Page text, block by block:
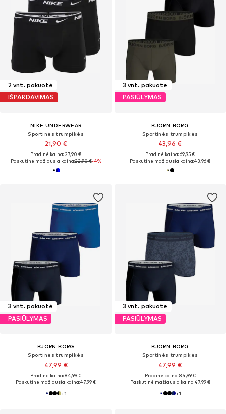
2 vnt. pakuotė
IŠPARDAVIMAS
NIKE UNDERWEAR
Sportinės trumpikės
21,90 €
Pradinė kaina: 27,90 €
Paskutinė mažiausia kaina:22,90 €-4%
3 vnt. pakuotė
PASIŪLYMAS
BJÖRN BORG
Sportinės trumpikės
43,96 €
Pradinė kaina: 69,95 €
Paskutinė mažiausia kaina:43,96 €
3 vnt. pakuotė
PASIŪLYMAS
BJÖRN BORG
Sportinės trumpikės
47,99 €
Pradinė kaina: 84,99 €
Paskutinė mažiausia kaina:47,99 €
+1
3 vnt. pakuotė
PASIŪLYMAS
BJÖRN BORG
Sportinės trumpikės
47,99 €
Pradinė kaina: 84,99 €
Paskutinė mažiausia kaina:47,99 €
+1